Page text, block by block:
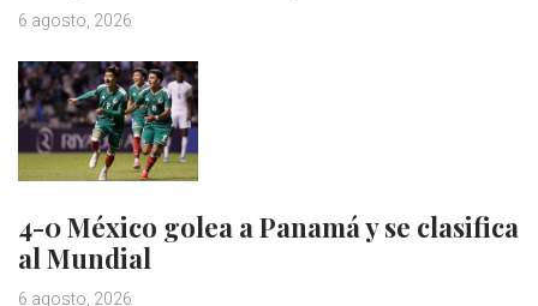
6 agosto, 2026
4-0 México golea a Panamá y se clasifica
al Mundial
6 agosto, 2026